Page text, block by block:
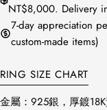
NT$8,000. Delivery
7-day appreciation
custom-made items)
RING SIZE CHART
金屬：925銀， 厚鍍